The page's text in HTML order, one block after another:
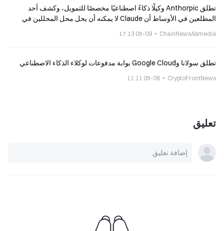
تطلق Anthorpic وكيلًا ذكاءً اصطناعيًا مخصصًا للتمويل، وكشف أحد
المطلعين في الأوساط أن Claude لا يمكنه أن يحل محل المحللين في
ChainNewsAbmedia
05-09 17:13
تطلق سولانا وGoogle Cloud بوابة مدفوعات لوكلاء الذكاء الاصطناعي
CryptoFrontNews
05-08 11:11
تعليق